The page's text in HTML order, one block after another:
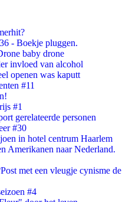
- Boekje pluggen.
baby drone
invloed van alcohol
openen was kaputt
#11
#1
gerelateerde personen
#30
in hotel centrum Haarlem
Amerikanen naar Nederland.
met een vleugje cynisme de
#4